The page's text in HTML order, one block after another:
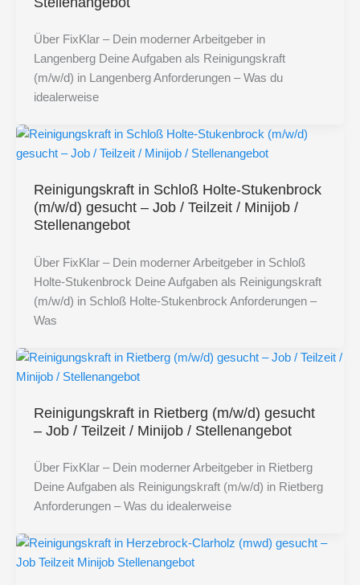
Über FixKlar – Dein moderner Arbeitgeber in
Langenberg Deine Aufgaben als Reinigungskraft
(m/w/d) in Langenberg Anforderungen – Was du
idealerweise
Reinigungskraft in Schloß Holte-Stukenbrock
(m/w/d) gesucht – Job / Teilzeit / Minijob /
Stellenangebot
Über FixKlar – Dein moderner Arbeitgeber in Schloß
Holte-Stukenbrock Deine Aufgaben als Reinigungskraft
(m/w/d) in Schloß Holte-Stukenbrock Anforderungen –
Was
Reinigungskraft in Rietberg (m/w/d) gesucht
– Job / Teilzeit / Minijob / Stellenangebot
Über FixKlar – Dein moderner Arbeitgeber in Rietberg
Deine Aufgaben als Reinigungskraft (m/w/d) in Rietberg
Anforderungen – Was du idealerweise